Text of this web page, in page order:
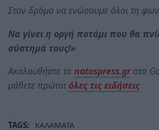
Στον δρόμο να ενώσουμε όλοι τη
Να γίνει η οργή ποτάμι που θα
σύστημά τους!»
Ακολουθήστε το notospress.grστο
μάθετε πρώτοι όλες τις ειδήσεις
TAGS:
ΚΑΛΑΜΑΤΑ